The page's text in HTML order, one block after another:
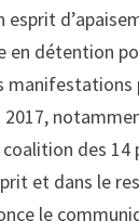
esprit
en détention
manifestations
2017,
des 14
et dans le
le